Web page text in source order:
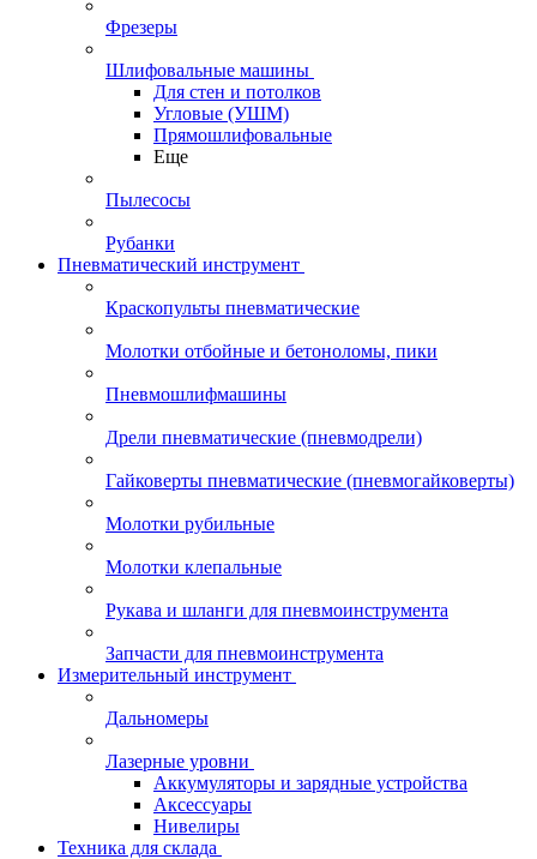
Фрезеры
Шлифовальные машины
Для стен и потолков
Угловые (УШМ)
Прямошлифовальные
Еще
Пылесосы
Рубанки
Пневматический инструмент
Краскопульты пневматические
Молотки отбойные и бетоноломы, пики
Пневмошлифмашины
Дрели пневматические (пневмодрели)
Гайковерты пневматические (пневмогайковерты)
Молотки рубильные
Молотки клепальные
Рукава и шланги для пневмоинструмента
Запчасти для пневмоинструмента
Измерительный инструмент
Дальномеры
Лазерные уровни
Аккумуляторы и зарядные устройства
Аксессуары
Нивелиры
Техника для склада